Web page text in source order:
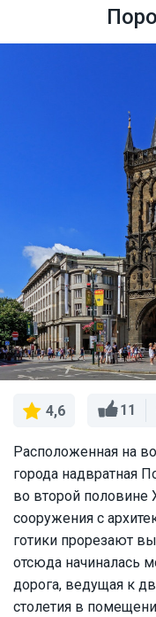
4,6 11
Расположенная на
города надвратная
во второй половине
сооружения с
готики прорезают
отсюда начиналась
дорога, ведущая к
столетия в